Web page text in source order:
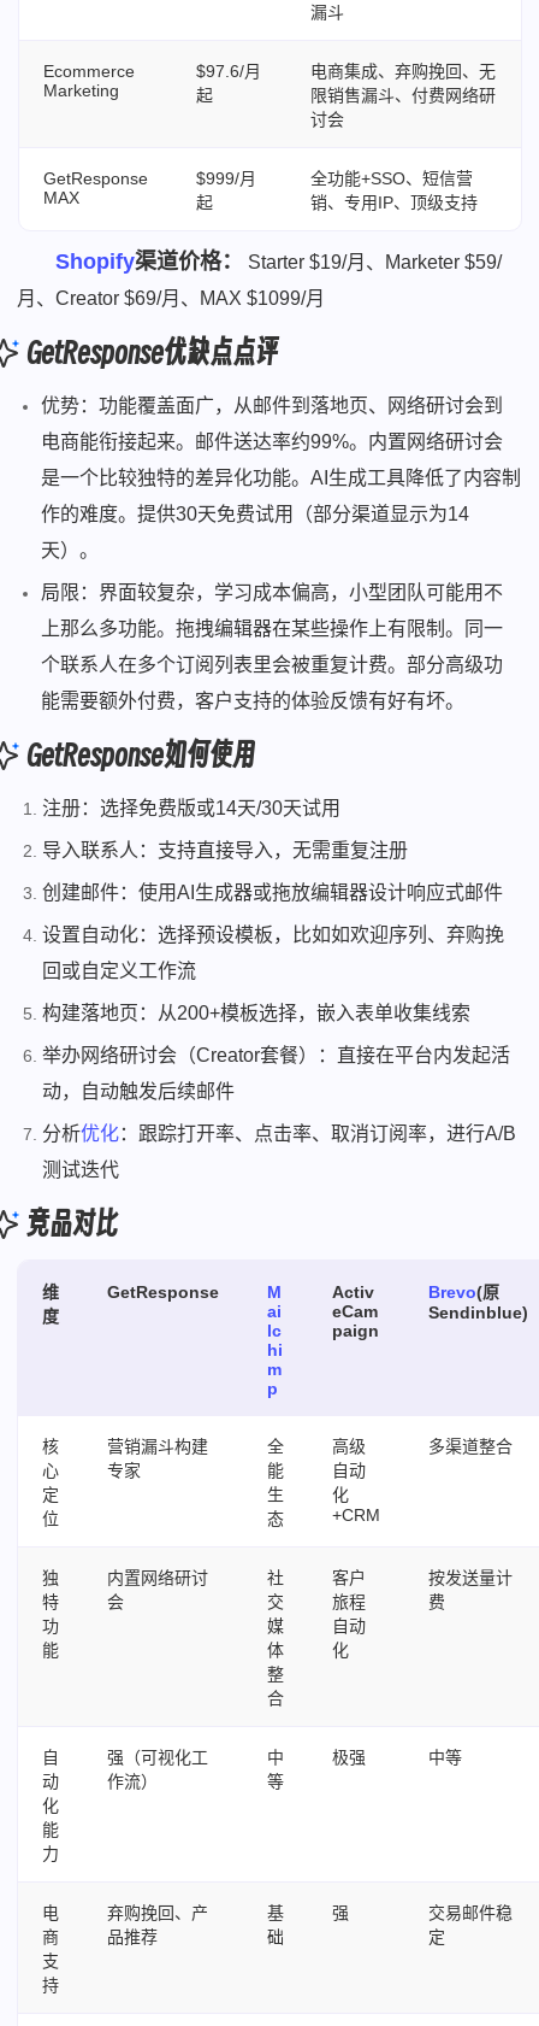
漏斗
Ecommerce
Marketing
$97.6/月
起
电商集成、弃购挽回、无
限销售漏斗、付费网络研
讨会
GetResponse
MAX
$999/月
起
全功能+SSO、短信营
销、专用IP、顶级支持
Shopify渠道价格：
Starter $19/月、Marketer $59/
月、Creator $69/月、MAX $1099/月
GetResponse优缺点点评
优势：功能覆盖面广，从邮件到落地页、网络研讨会到
电商能衔接起来。邮件送达率约99%。内置网络研讨会
是一个比较独特的差异化功能。AI生成工具降低了内容制
作的难度。提供30天免费试用（部分渠道显示为14
天）。
局限：界面较复杂，学习成本偏高，小型团队可能用不
上那么多功能。拖拽编辑器在某些操作上有限制。同一
个联系人在多个订阅列表里会被重复计费。部分高级功
能需要额外付费，客户支持的体验反馈有好有坏。
GetResponse如何使用
注册：选择免费版或14天/30天试用
导入联系人：支持直接导入，无需重复注册
创建邮件：使用AI生成器或拖放编辑器设计响应式邮件
设置自动化：选择预设模板，比如如欢迎序列、弃购挽
回或自定义工作流
构建落地页：从200+模板选择，嵌入表单收集线索
举办网络研讨会（Creator套餐）：直接在平台内发起活
动，自动触发后续邮件
分析优化：跟踪打开率、点击率、取消订阅率，进行A/B
测试迭代
竞品对比
维
度
GetResponse
M
ai
lc
hi
m
p
Activ
eCam
paign
Brevo(原
Sendinblue)
核
心
定
位
营销漏斗构建
专家
全
能
生
态
高级
自动
化
+CRM
多渠道整合
独
特
功
能
内置网络研讨
会
社
交
媒
体
整
合
客户
旅程
自动
化
按发送量计
费
自
动
化
能
力
强（可视化工
作流）
中
等
极强 中等
电
商
支
持
弃购挽回、产
品推荐
基
础
强
交易邮件稳
定